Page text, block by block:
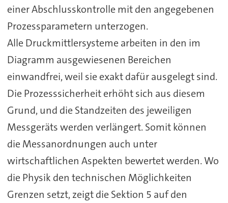
einer Abschlusskontrolle mit den angegebenen
Prozessparametern unterzogen.
Alle Druckmittlersysteme arbeiten in den im
Diagramm ausgewiesenen Bereichen
einwandfrei, weil sie exakt dafür ausgelegt sind.
Die Prozesssicherheit erhöht sich aus diesem
Grund, und die Standzeiten des jeweiligen
Messgeräts werden verlängert. Somit können
die Messanordnungen auch unter
wirtschaftlichen Aspekten bewertet werden. Wo
die Physik den technischen Möglichkeiten
Grenzen setzt, zeigt die Sektion 5 auf den